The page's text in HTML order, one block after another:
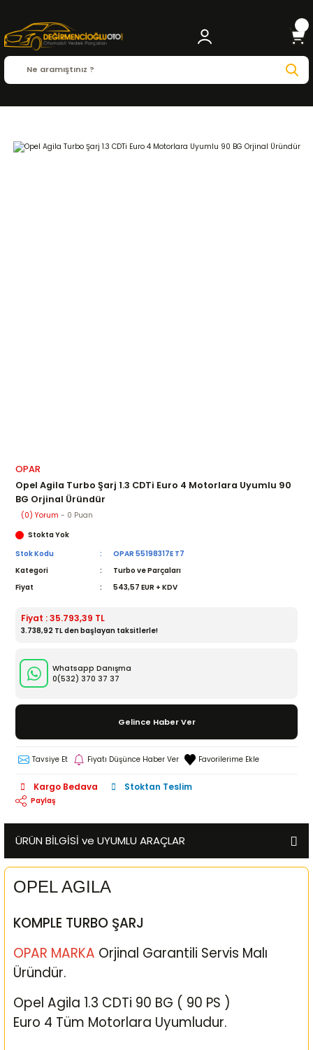
OPAR
Opel Agila Turbo Şarj 1.3 CDTi Euro 4 Motorlara Uyumlu 90
BG Orjinal Üründür
(0) Yorum - 0 Puan
Stokta Yok
Stok Kodu
OPAR 55198317E T7
Kategori
Turbo ve Parçaları
Fiyat
543,57 EUR + KDV
Fiyat : 35.793,39 TL
3.738,92 TL den başlayan taksitlerle!
Whatsapp Danışma
0(532) 370 37 37
Gelince Haber Ver
Tavsiye Et Fiyatı Düşünce Haber Ver
Kargo Bedava Stoktan Teslim
Paylaş
ÜRÜN BİLGİSİ ve UYUMLU ARAÇLAR
OPEL AGILA
KOMPLE TURBO ŞARJ
OPAR MARKA Orjinal Garantili Servis Malı
Üründür.
Opel Agila 1.3 CDTi 90 BG ( 90 PS )
Euro 4 Tüm Motorlara Uyumludur.